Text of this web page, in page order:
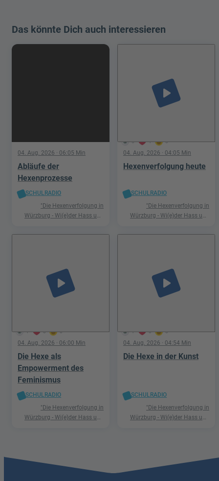
Das könnte Dich auch interessieren
04. Aug. 2026 · 06:05 Min
Abläufe der
Hexenprozesse
SCHULRADIO
"Die Hexenverfolgung in
Würzburg - Wi(e)der Hass und
5 1 0
play_arrow
04. Aug. 2026 · 04:05 Min
Hexenverfolgung heute
SCHULRADIO
"Die Hexenverfolgung in
Würzburg - Wi(e)der Hass und
1 0 0
play_arrow
04. Aug. 2026 · 06:00 Min
Die Hexe als
Empowerment des
Feminismus
SCHULRADIO
"Die Hexenverfolgung in
Würzburg - Wi(e)der Hass und
1 0 0
play_arrow
04. Aug. 2026 · 04:54 Min
Die Hexe in der Kunst
SCHULRADIO
"Die Hexenverfolgung in
Würzburg - Wi(e)der Hass und